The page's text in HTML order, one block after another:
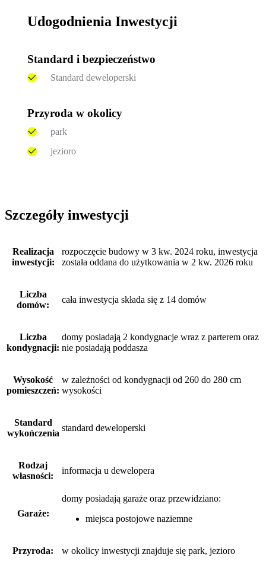
Udogodnienia Inwestycji
Standard i bezpieczeństwo
Standard deweloperski
Przyroda w okolicy
park
jezioro
Szczegóły inwestycji
Realizacja
inwestycji:
rozpoczęcie budowy w 3 kw. 2024 roku, inwestycja
została oddana do użytkowania w 2 kw. 2026 roku
Liczba
domów:
cała inwestycja składa się z 14 domów
Liczba
kondygnacji:
domy posiadają 2 kondygnacje wraz z parterem oraz
nie posiadają poddasza
Wysokość
pomieszczeń:
w zależności od kondygnacji od 260 do 280 cm
wysokości
Standard
wykończenia
standard deweloperski
Rodzaj
własności:
informacja u dewelopera
Garaże:
domy posiadają garaże oraz przewidziano:
miejsca postojowe naziemne
Przyroda: w okolicy inwestycji znajduje się park, jezioro